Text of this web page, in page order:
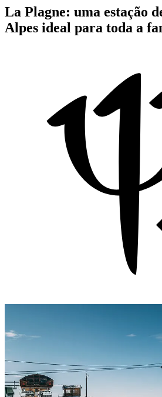
La Plagne: uma estação
Alpes ideal para toda a